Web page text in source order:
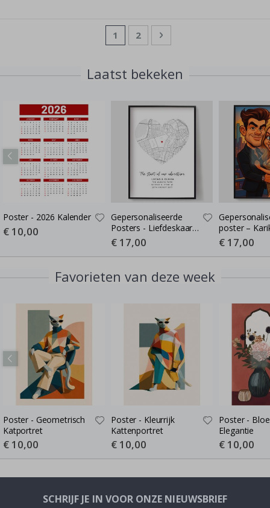
Pagina
U lees momenteel pagina
1 Pagina
2 Pagina
Volgende
Laatst bekeken
Poster - 2026 Kalender
Special
Price
€ 10,00
Gepersonaliseerde
Posters - Liefdeskaart -
Waar de Liefde Begon
Special
Price
€ 17,00
poster –
Cartoon-stijl
poster
Special
Price
€ 17,00
Favorieten van deze week
Poster - Geometrisch
Katportret
Special
Price
€ 10,00
Poster - Kleurrijk
Kattenportret
Special
Price
€ 10,00
Poster -
Elegantie
Special
Price
€ 10,00
SCHRIJF JE IN VOOR ONZE NIEUWSBRIEF